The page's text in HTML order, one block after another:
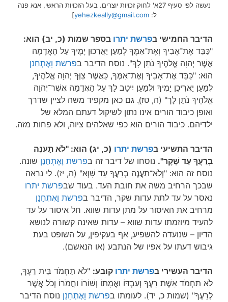
נעשה לפי סעיף 27א' לחוק זכויות יוצרים. בעל הזכויות הראשי, אנא פנה
ל:yehezkeally@gmail.com
]
הדיבר החמישי בפרשת יתרו בספר שמות (כ, יב) הוא:
"כַּבֵּד אֶת־אָבִיךָ וְאֶת־אִמֶּךָ לְמַעַן יַאֲרִכוּן יָמֶיךָ עַל הָאֲדָמָה
אֲשֶׁר יְהוָה אֱלֹהֶיךָ נֹתֵן לָךְ". נוסח הדיבר בפרשת וָאֶתְחַנַן
הוא: "כַּבֵּד אֶת־אָבִיךָ וְאֶת־אִמֶּךָ, כַּאֲשֶׁר צִוְּךָ יְהוָה אֱלֹהֶיךָ,
לְמַעַן יַאֲרִיכֻן יָמֶיךָ וּלְמַעַן יִיטַב לָךְ עַל הָאֲדָמָה אֲשֶׁר־יְהוָה
אֱלֹהֶיךָ נֹתֵן לָך" (ה, טז)ְ. גם כאן מקפיד משה לציין שדרך
ואופן כיבוד הורים אינו נתון לשיקול דעתם המלא של
ילדיהם. כיבוד הורים הוא כפי שאלהים ציוה, ולא פחות מזה.
הדיבר התשיעי בפרשת יתרו (כ, יג) הוא: "לֹא תַעֲנֶה
בְרֵעֲךָ עֵד שָׁקֶר". נוסחו של דיבר זה בפרשת וָאֶתְחַנַן שונה.
נוסח זה הוא: "וְלֹא־תַעֲנֶה בְרֵעֲךָ עֵד שָׁוְא" (ה, יז). לי נראה
שבכך הרחיב משה את חובת העד. בעוד שבפרשת יתרו
נאסר על עד לתת עדות שקר, הדיבר בפרשת וָאֶתְחַנַן
מרחיב את האיסור על מתן עדות שווא. חל איסור על עד
להעיד מיוזמתו עדות שווא – עדות שאינה קשורה לנושא
הדיון – שנועדה להשפיע, אף בעקיפין, על השופט בעת
גיבוש דעתו על אפיו של הנתבע (או הנאשם).
הדיבר העשירי בפרשת יתרו קובע: "לֹא תַחְמֹד בֵּית רֵעֶךָ,
לֹא תַחְמֹד אֵשֶׁת רֵעֶךָ וְעַבְדּוֹ וַאֲמָתוֹ וְשׁוֹרוֹ וַחֲמֹרוֹ וְכֹל אֲשֶׁר
לְרֵעֶךָ" (שמות כ, יד). לעומתו בפרשת וָאֶתְחַנַן נוסח הדיבר